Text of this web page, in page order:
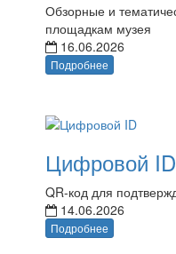
Обзорные и
площадкам музея
16.06.2026
Подробнее
Цифровой ID
QR-код для
14.06.2026
Подробнее